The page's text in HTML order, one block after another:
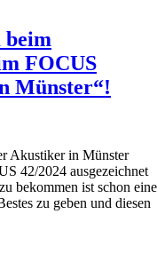
FOCUS
Münster“!
Akustiker in Münster
42/2024 ausgezeichnet
bekommen ist schon eine
zu geben und diesen